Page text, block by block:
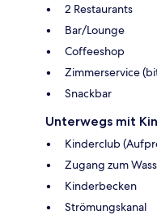
2 Restaurants
Bar/Lounge
Coffeeshop
Zimmerservice
Snackbar
Unterwegs mit
Kinderclub
Zugang zum
Kinderbecken
Strömungskanal